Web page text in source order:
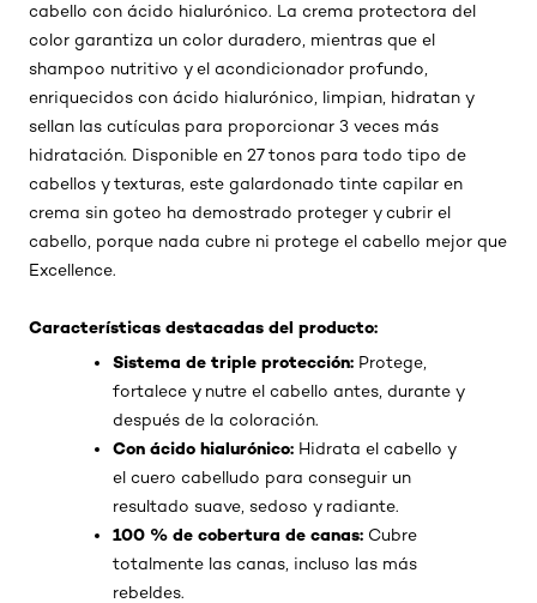
cabello con ácido hialurónico. La crema protectora del
color garantiza un color duradero, mientras que el
shampoo nutritivo y el acondicionador profundo,
enriquecidos con ácido hialurónico, limpian, hidratan y
sellan las cutículas para proporcionar 3 veces más
hidratación. Disponible en 27 tonos para todo tipo de
cabellos y texturas, este galardonado tinte capilar en
crema sin goteo ha demostrado proteger y cubrir el
cabello, porque nada cubre ni protege el cabello mejor que
Excellence.
Características destacadas del producto:
Sistema de triple protección: Protege,
fortalece y nutre el cabello antes, durante y
después de la coloración.
Con ácido hialurónico: Hidrata el cabello y
el cuero cabelludo para conseguir un
resultado suave, sedoso y radiante.
100 % de cobertura de canas: Cubre
totalmente las canas, incluso las más
rebeldes.